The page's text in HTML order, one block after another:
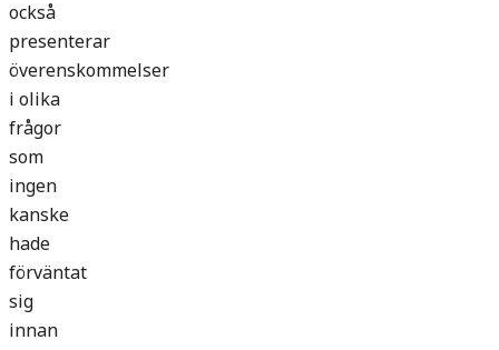
också
presenterar
överenskommelser
i olika
frågor
som
ingen
kanske
hade
förväntat
sig
innan